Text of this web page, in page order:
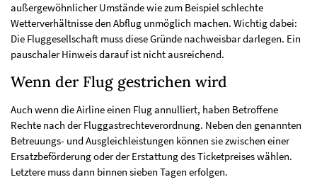
außergewöhnlicher Umstände wie zum Beispiel schlechte
Wetterverhältnisse den Abflug unmöglich machen. Wichtig dabei:
Die Fluggesellschaft muss diese Gründe nachweisbar darlegen. Ein
pauschaler Hinweis darauf ist nicht ausreichend.
Wenn der Flug gestrichen wird
Auch wenn die Airline einen Flug annulliert, haben Betroffene
Rechte nach der Fluggastrechteverordnung. Neben den genannten
Betreuungs- und Ausgleichleistungen können sie zwischen einer
Ersatzbeförderung oder der Erstattung des Ticketpreises wählen.
Letztere muss dann binnen sieben Tagen erfolgen.